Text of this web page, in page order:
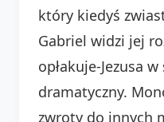
który kiedyś
Gabriel widzi jej
opłakuje-Jezusa
dramatyczny.
zwroty do innych